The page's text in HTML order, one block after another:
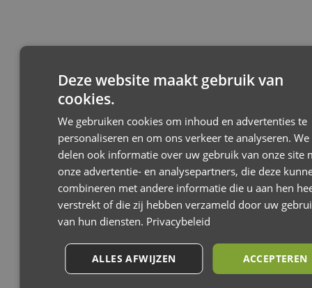
Deze website maakt gebruik van
cookies.
We gebruiken cookies om inhoud en advertenties te
personaliseren en om ons verkeer te analyseren. We
delen ook informatie over uw gebruik van onze site
onze advertentie- en analysepartners, die deze
combineren met andere informatie die u aan hen
verstrekt of die zij hebben verzameld door uw
van hun diensten. Privacybeleid
ACCEPTEREN
ALLES AFWIJZEN